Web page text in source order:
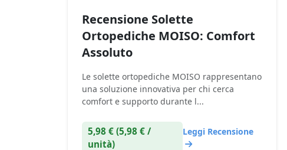
Recensione Solette
Ortopediche MOISO: Comfort
Assoluto
Le solette ortopediche MOISO rappresentano
una soluzione innovativa per chi cerca
comfort e supporto durante l...
5,98 € (5,98 € /
unità)
Leggi Recensione